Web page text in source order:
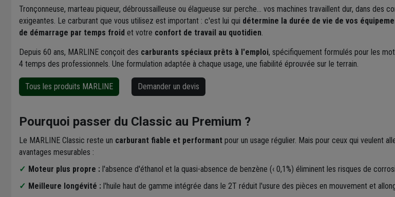
Tronçonneuse, marteau piqueur, débroussailleuse ou élagueuse sur perche... vos machines travaillent dur, dans des
exigeantes. Le carburant que vous utilisez est important : c'est lui qui détermine la durée de vie de vos
de démarrage par temps froid et votre confort de travail au quotidien
Depuis 60 ans, MARLINE conçoit des carburants spéciaux prêts à l'emploi, spécifiquement formulés pour les
4 temps des professionnels. Une formulation adaptée à chaque usage, une fiabilité éprouvée sur le terrain.
Tous les produits MARLINE Demander un devis
Pourquoi passer du Classic au Premium ?
Le MARLINE Classic reste un carburant fiable et performant pour un usage régulier. Mais pour ceux qui veulent
avantages mesurables :
Moteur plus propre : l'absence d'éthanol et la quasi-absence de benzène (‹ 0,1%) éliminent les risques de
Meilleure longévité : l'huile haut de gamme intégrée dans le 2T réduit l'usure des pièces en mouvement et